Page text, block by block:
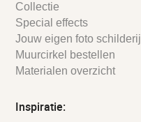
Collectie
Special effects
Jouw eigen foto schilderij
Muurcirkel bestellen
Materialen overzicht
Inspiratie: